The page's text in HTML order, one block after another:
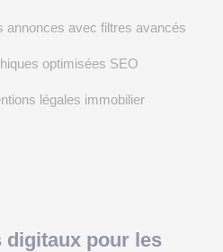
annonces avec filtres avancés
optimisées SEO
légales immobilier
digitaux pour les